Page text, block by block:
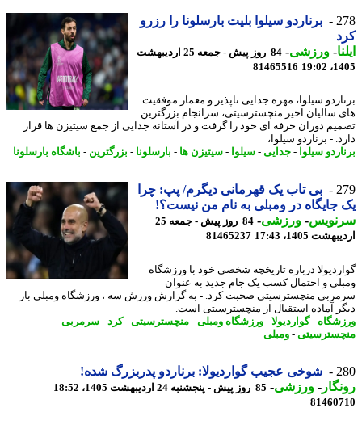
برناردو سیلوا بلیت بارسلونا را رزرو
-ورزشی-
84 روز پیش - جمعه 25 اردیبهشت
81465516
سیلوا، مهره جدایی ناپذیر و معمار موفقیت
سالیان اخیر منچسترسیتی، سرانجام بزرگترین
دوران حرفه ای خود را گرفت و در آستانه جدایی از جمع سیتیزن ها قرار
- برناردو سیلوا،
سیلوا-جدایی- سیلوا-سیتیزن ها - بارسلونا-بزرگترین- باشگاه بارسلونا
بی تاب یک قهرمانی دیگرم/ پپ: چرا
جایگاه در ومبلی به نام من نیست؟!
-ورزشی-
84 روز پیش - جمعه 25
1405، 17:43
81465237
درباره تاریخچه شخصی خود با ورزشگاه
و احتمال کسب یک جام جدید به عنوان
منچسترسیتی صحبت کرد. - به گزارش ورزش سه ، ورزشگاه ومبلی بار
آماده استقبال از منچسترسیتی است.
-گواردیولا -ورزشگاه ومبلی-منچسترسیتی-کرد-سرمربی
-ومبلی
شوخی عجیب گواردیولا: برناردو پدربزرگ شده!
-ورزشی-85 روز پیش - پنجشنبه 24 اردیبهشت 1405، 18:52